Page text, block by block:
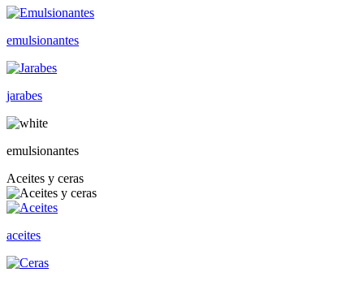
emulsionantes
jarabes
emulsionantes
Aceites y ceras
aceites